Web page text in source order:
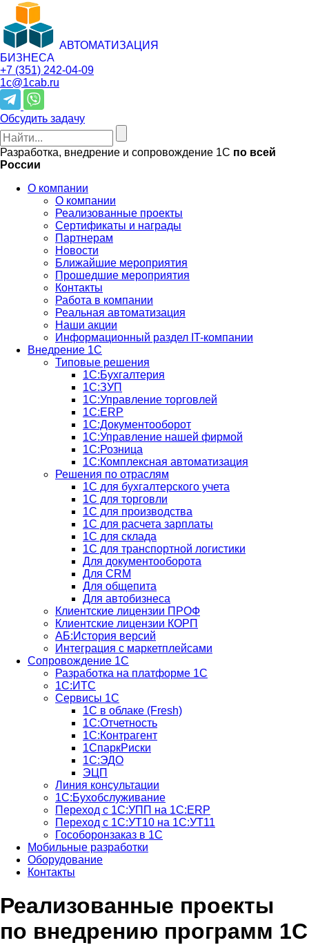
АВТОМАТИЗАЦИЯ
БИЗНЕСА
+7 (351) 242-04-09
1c@1cab.ru
Обсудить задачу
Разработка, внедрение и сопровождение 1С по всей
России
О компании
О компании
Реализованные проекты
Сертификаты и награды
Партнерам
Новости
Ближайшие мероприятия
Прошедшие мероприятия
Контакты
Работа в компании
Реальная автоматизация
Наши акции
Информационный раздел IT-компании
Внедрение 1С
Типовые решения
1С:Бухгалтерия
1С:ЗУП
1С:Управление торговлей
1С:ERP
1C:Документооборот
1С:Управление нашей фирмой
1С:Розница
1С:Комплексная автоматизация
Решения по отраслям
1С для бухгалтерского учета
1С для торговли
1С для производства
1C для расчета зарплаты
1С для склада
1С для транспортной логистики
Для документооборота
Для CRM
Для общепита
Для автобизнеса
Клиентские лицензии ПРОФ
Клиентские лицензии КОРП
АБ:История версий
Интеграция с маркетплейсами
Сопровождение 1С
Разработка на платформе 1С
1С:ИТС
Сервисы 1С
1С в облаке (Fresh)
1С:Отчетность
1С:Контрагент
1СпаркРиски
1С:ЭДО
ЭЦП
Линия консультации
1С:Бухобслуживание
Переход с 1С:УПП на 1С:ERP
Переход с 1С:УТ10 на 1С:УТ11
Гособоронзаказ в 1С
Мобильные разработки
Оборудование
Контакты
Реализованные проекты
по внедрению программ 1С